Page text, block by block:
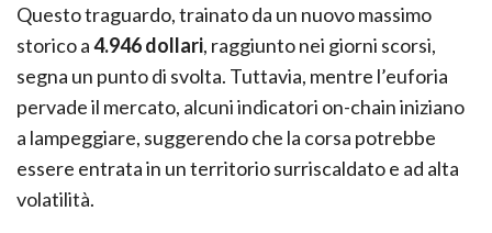
Questo traguardo, trainato da un nuovo massimo
storico a4.946 dollari, raggiunto nei giorni scorsi,
segna un punto di svolta. Tuttavia, mentre l’euforia
pervade il mercato, alcuni indicatori on-chain iniziano
a lampeggiare, suggerendo che la corsa potrebbe
essere entrata in un territorio surriscaldato e ad alta
volatilità.